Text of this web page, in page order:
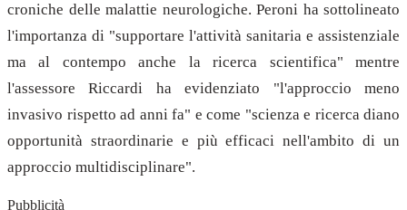
croniche delle malattie neurologiche. Peroni ha sottolineato
l'importanza di "supportare l'attività sanitaria e assistenziale
ma al contempo anche la ricerca scientifica" mentre
l'assessore Riccardi ha evidenziato "l'approccio meno
invasivo rispetto ad anni fa" e come "scienza e ricerca diano
opportunità straordinarie e più efficaci nell'ambito di un
approccio multidisciplinare".
Pubblicità